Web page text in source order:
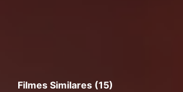
Filmes Similares (15)